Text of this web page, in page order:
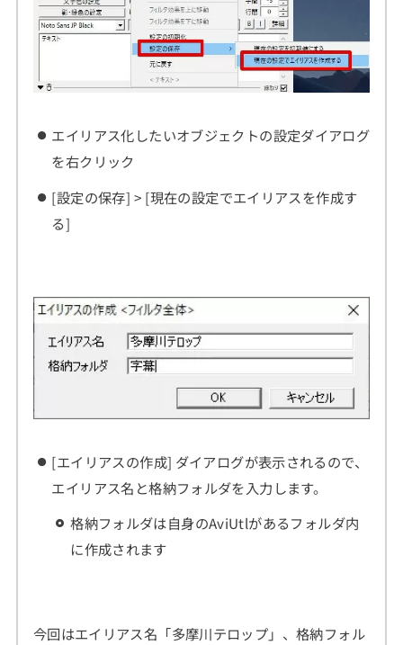
エイリアス化したいオブジェクトの設定ダイアログ
を右クリック
[設定の保存] > [現在の設定でエイリアスを作成す
る]
[エイリアスの作成] ダイアログが表示されるので、
エイリアス名と格納フォルダを入力します。
格納フォルダは自身のAviUtlがあるフォルダ内
に作成されます
今回はエイリアス名「多摩川テロップ」、格納フォル